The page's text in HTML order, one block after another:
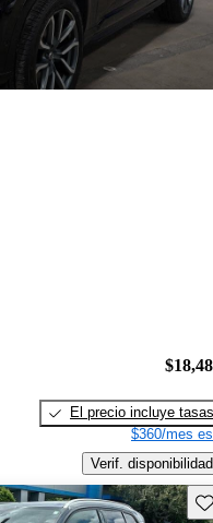
El precio incluye tasas
$360/mes
Verif. disponibilidad